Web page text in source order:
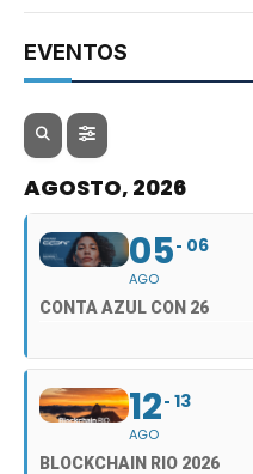
EVENTOS
AGOSTO, 2026
05
AGO
06
CONTA AZUL CON 26
12
AGO
13
BLOCKCHAIN RIO 2026